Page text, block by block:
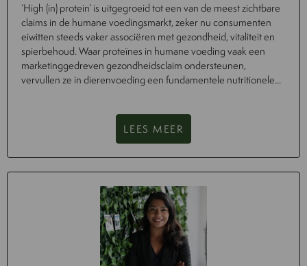
‘High (in) protein’ is uitgegroeid tot een van de meest zichtbare
claims in de humane voedingsmarkt, zeker nu consumenten
eiwitten steeds vaker associëren met gezondheid, vitaliteit en
spierbehoud. Waar proteïnes in humane voeding vaak een
marketinggedreven gezondheidsclaim ondersteunen,
vervullen ze in dierenvoeding een fundamentele nutritionele...
LEES MEER